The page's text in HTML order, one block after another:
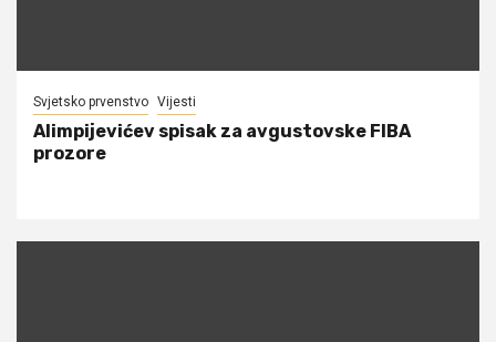
Svjetsko prvenstvo Vijesti
Alimpijevićev spisak za avgustovske FIBA
prozore